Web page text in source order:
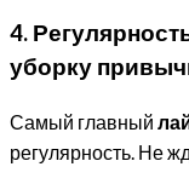
4.
уборку
Самый главный
регулярность. Не